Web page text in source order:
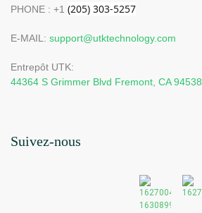
PHONE : +1
E-MAIL: support@utktechnology.com
Entrepôt UTK:
44364 S Grimmer Blvd Fremont, CA 94538
Suivez-nous